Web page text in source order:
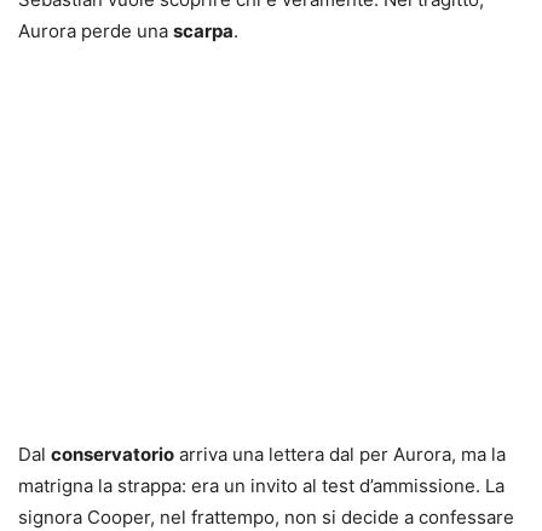
Aurora perde una scarpa.
Dal conservatorio arriva una lettera dal per Aurora, ma la
matrigna la strappa: era un invito al test d’ammissione. La
signora Cooper, nel frattempo, non si decide a confessare